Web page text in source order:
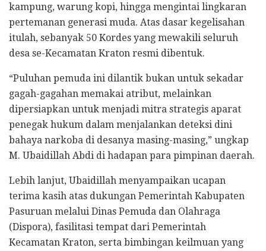
kampung, warung kopi, hingga mengintai lingkaran
pertemanan generasi muda. Atas dasar kegelisahan
itulah, sebanyak 50 Kordes yang mewakili seluruh
desa se-Kecamatan Kraton resmi dibentuk.
“Puluhan pemuda ini dilantik bukan untuk sekadar
gagah-gagahan memakai atribut, melainkan
dipersiapkan untuk menjadi mitra strategis aparat
penegak hukum dalam menjalankan deteksi dini
bahaya narkoba di desanya masing-masing,” ungkap
M. Ubaidillah Abdi di hadapan para pimpinan daerah.
Lebih lanjut, Ubaidillah menyampaikan ucapan
terima kasih atas dukungan Pemerintah Kabupaten
Pasuruan melalui Dinas Pemuda dan Olahraga
(Dispora), fasilitasi tempat dari Pemerintah
Kecamatan Kraton, serta bimbingan keilmuan yang